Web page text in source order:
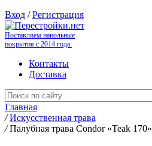
Вход /Регистрация
Поставляем напольные
покрытия с 2014 года.
Контакты
Доставка
Главная
/ Искусственная трава
/ Палубная трава Condor «Teak 170»